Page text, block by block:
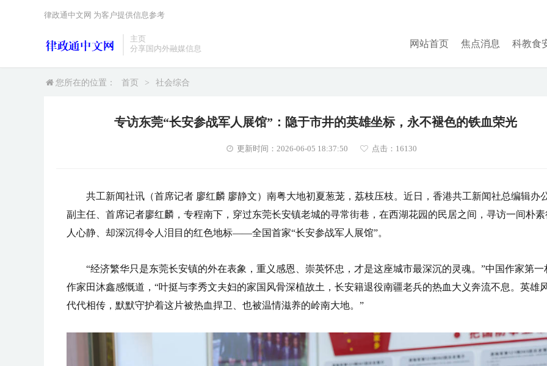
主页
分享国内外融媒信息
网站首页 焦点消息 科教食
律政通中文网 为客户提供信息参考
您所在的位置： 首页 > 社会综合
专访东莞“长安参战军人展馆”：隐于市井的英雄坐标，永不褪色的铁血荣光
更新时间：2026-06-05 18:37:50 点击： 16130
共工新闻社讯（首席记者 廖红麟 廖静文）南粤大地初夏葱茏，荔枝压枝。近日，香港共工新闻社总编辑办
副主任、首席记者廖红麟，专程南下，穿过东莞长安镇老城的寻常街巷，在西湖花园的民居之间，寻访一间朴
人心静、却深沉得令人泪目的红色地标——全国首家“长安参战军人展馆”。
“经济繁华只是东莞长安镇的外在表象，重义感恩、崇英怀忠，才是这座城市最深沉的灵魂。”中国作家第一
作家田沐鑫感慨道，“叶挺与李秀文夫妇的家国风骨深植故土，长安籍退役南疆老兵的热血大义奔流不息。英雄
代代相传，默默守护着这片被热血捍卫、也被温情滋养的岭南大地。”